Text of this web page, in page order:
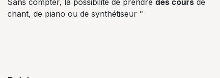
chant, de piano ou de synthétiseur "